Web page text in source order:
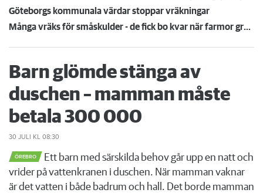
Göteborgs kommunala värdar stoppar vräkningar
Många vräks för småskulder - de fick bo kvar när farmor grep in
Barn glömde stänga av
duschen – mamman måste
betala 300 000
30 JULI KL 08:30
ÖREBRO
Ett barn med särskilda behov går upp en natt och
vrider på vattenkranen i duschen. När mamman vaknar
är det vatten i både badrum och hall. Det borde mamman